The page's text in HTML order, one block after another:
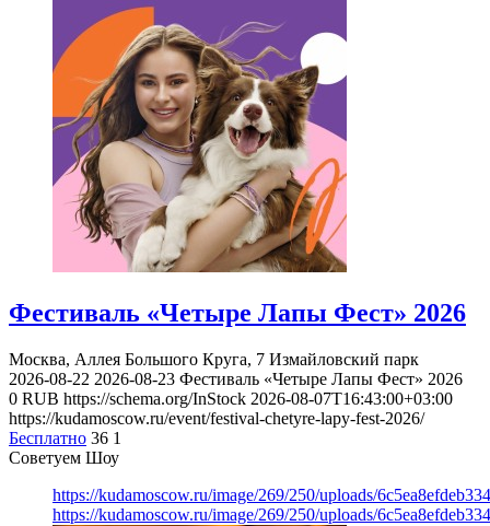
Фестиваль «Четыре Лапы Фест» 2026
Москва, Аллея Большого Круга, 7 Измайловский парк
2026-08-22 2026-08-23 Фестиваль «Четыре Лапы Фест» 2026
0 RUB https://schema.org/InStock 2026-08-07T16:43:00+03:00
https://kudamoscow.ru/event/festival-chetyre-lapy-fest-2026/
Бесплатно 36 1
Советуем Шоу
https://kudamoscow.ru/image/269/250/uploads/
https://kudamoscow.ru/image/269/250/uploads/